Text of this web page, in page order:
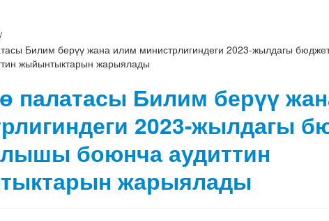
/
Билим берүү жана илим министрлигиндеги 2023-жылдагы
жыйынтыктарын жарыялады
палатасы Билим берүү
2023-жылдагы
боюнча аудиттин
жарыялады